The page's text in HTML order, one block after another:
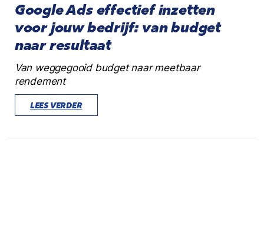
Google Ads effectief inzetten
voor jouw bedrijf: van budget
naar resultaat
Van weggegooid budget naar meetbaar
rendement
LEES VERDER